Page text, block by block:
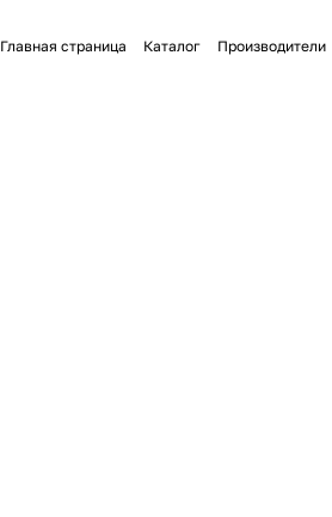
Главная страница Каталог Производители